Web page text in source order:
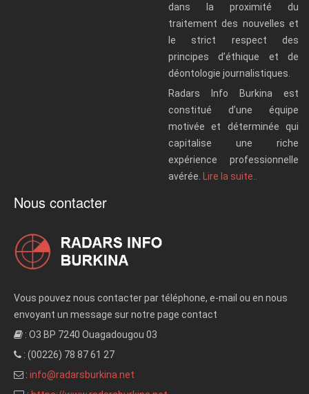
dans la proximité du
traitement des nouvelles et
le strict respect des
principes d’éthique et de
déontologie journalistiques.
Radars Info Burkina est
constitué d’une équipe
motivée et déterminée qui
capitalise une riche
expérience professionnelle
avérée.
Lire la suite..
Nous contacter
Vous pouvez nous contacter par téléphone, e-mail ou en nous
envoyant un message sur notre page contact
: O3 BP 7240 Ouagadougou 03
: (00226) 78 87 61 27
: info@radarsburkina.net